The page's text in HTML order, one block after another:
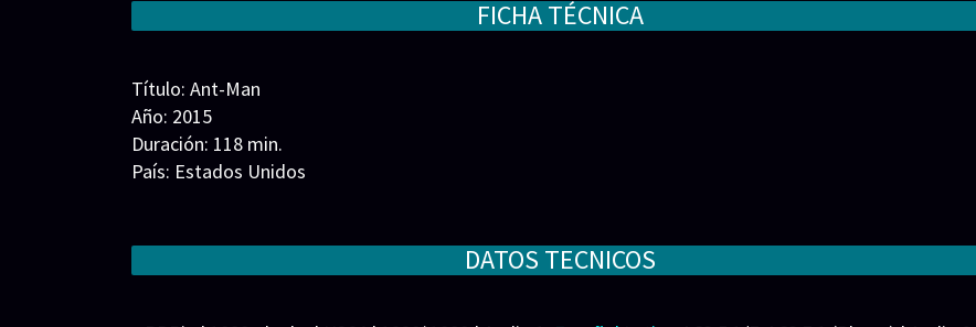
FICHA TÉCNICA
Título: Ant-Man
Año: 2015
Duración: 118 min.
País: Estados Unidos
Música: Christophe Beck
Fotografía: Russell Carpenter
DATOS TECNICOS